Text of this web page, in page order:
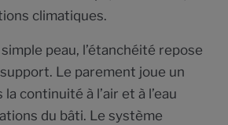
climatiques.
peau, l’étanchéité repose
Le parement joue un
la continuité à l’air et à l’eau
du bâti. Le système